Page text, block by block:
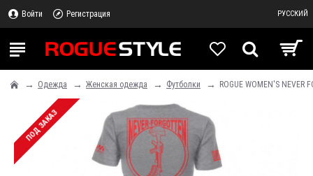
Войти Регистрация РУССКИЙ
Одежда Женская одежда Футболки ROGUE WOMEN'S NEVER
ПОД ЗАКАЗ